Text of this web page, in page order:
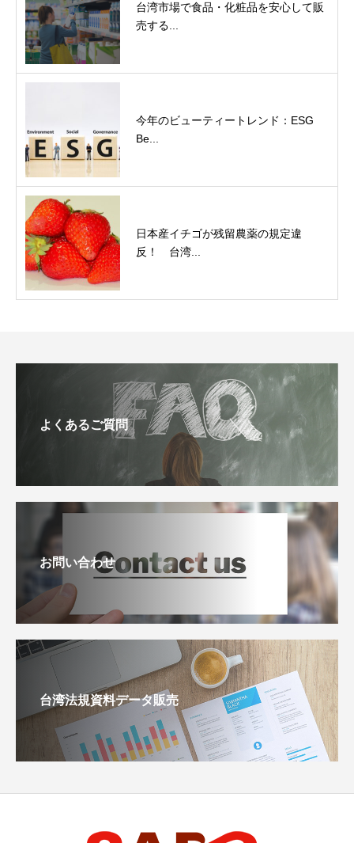
台湾市場で食品・化粧品を安心して販
売する...
今年のビューティートレンド：ESG
Be...
日本産イチゴが残留農薬の規定違
反！ 台湾...
よくあるご質問
お問い合わせ
台湾法規資料データ販売